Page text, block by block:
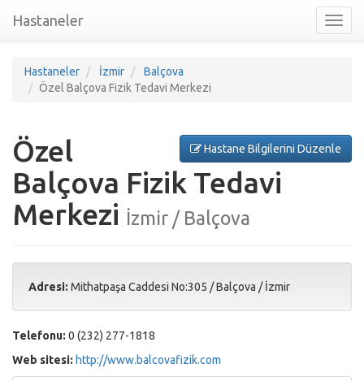
nav
Hastaneler
Hastaneler İzmir
Balçova
Özel Balçova Fizik Tedavi Merkezi
Hastane Bilgilerini Düzenle
Özel
Balçova Fizik Tedavi
Merkezi İzmir / Balçova
Adresi: Mithatpaşa Caddesi No:305 /Balçova /İzmir
Telefonu: 0 (232) 277-1818
Web sitesi: http://www.balcovafizik.com